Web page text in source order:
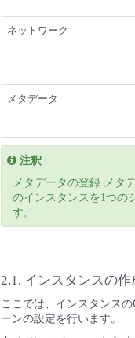
ネットワーク
メタデータ
注釈
メタデータの登録 メタ
のインスタンスを1つの
す。
2.1. インスタンスの
ここでは、インスタンス
ーンの設定を行います。